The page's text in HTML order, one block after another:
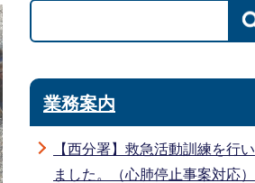
業務案内
【西分署】救急活動訓練を行い
ました。（心肺停止事案対応）